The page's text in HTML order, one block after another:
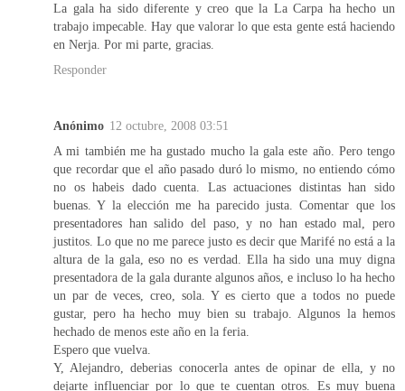
La gala ha sido diferente y creo que la La Carpa ha hecho un
trabajo impecable. Hay que valorar lo que esta gente está haciendo
en Nerja. Por mi parte, gracias.
Responder
Anónimo 12 octubre, 2008 03:51
A mi también me ha gustado mucho la gala este año. Pero tengo
que recordar que el año pasado duró lo mismo, no entiendo cómo
no os habeis dado cuenta. Las actuaciones distintas han sido
buenas. Y la elección me ha parecido justa. Comentar que los
presentadores han salido del paso, y no han estado mal, pero
justitos. Lo que no me parece justo es decir que Marifé no está a la
altura de la gala, eso no es verdad. Ella ha sido una muy digna
presentadora de la gala durante algunos años, e incluso lo ha hecho
un par de veces, creo, sola. Y es cierto que a todos no puede
gustar, pero ha hecho muy bien su trabajo. Algunos la hemos
hechado de menos este año en la feria.
Espero que vuelva.
Y, Alejandro, deberias conocerla antes de opinar de ella, y no
dejarte influenciar por lo que te cuentan otros. Es muy buena